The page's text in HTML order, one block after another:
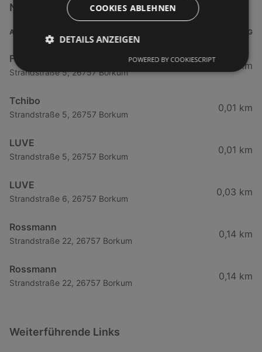
Nähe
ADRESSE ENTFERNUNG
Frischemarkt Strandstr.
Strandstraße 5, 26757 Borkum
0,01 km
Tchibo
Strandstraße 5, 26757 Borkum
0,01 km
LUVE
Strandstraße 5, 26757 Borkum
0,01 km
LUVE
Strandstraße 6, 26757 Borkum
0,03 km
Rossmann
Strandstraße 22, 26757 Borkum
0,14 km
Rossmann
Strandstraße 22, 26757 Borkum
0,14 km
Weiterführende Links
COOKIES ABLEHNEN
DETAILS ANZEIGEN
POWERED BY COOKIESCRIPT